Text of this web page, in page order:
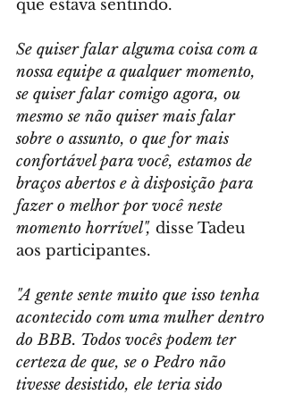
que estava sentindo.
Se quiser falar alguma coisa com a
nossa equipe a qualquer momento,
se quiser falar comigo agora, ou
mesmo se não quiser mais falar
sobre o assunto, o que for mais
confortável para você, estamos de
braços abertos e à disposição para
fazer o melhor por você neste
momento horrível", disse Tadeu
aos participantes.
"A gente sente muito que isso tenha
acontecido com uma mulher dentro
do BBB. Todos vocês podem ter
certeza de que, se o Pedro não
tivesse desistido, ele teria sido